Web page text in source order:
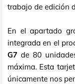
trabajo de edición
En el apartado
integrada en el
G7 de 80
máxima. Esta
únicamente nos